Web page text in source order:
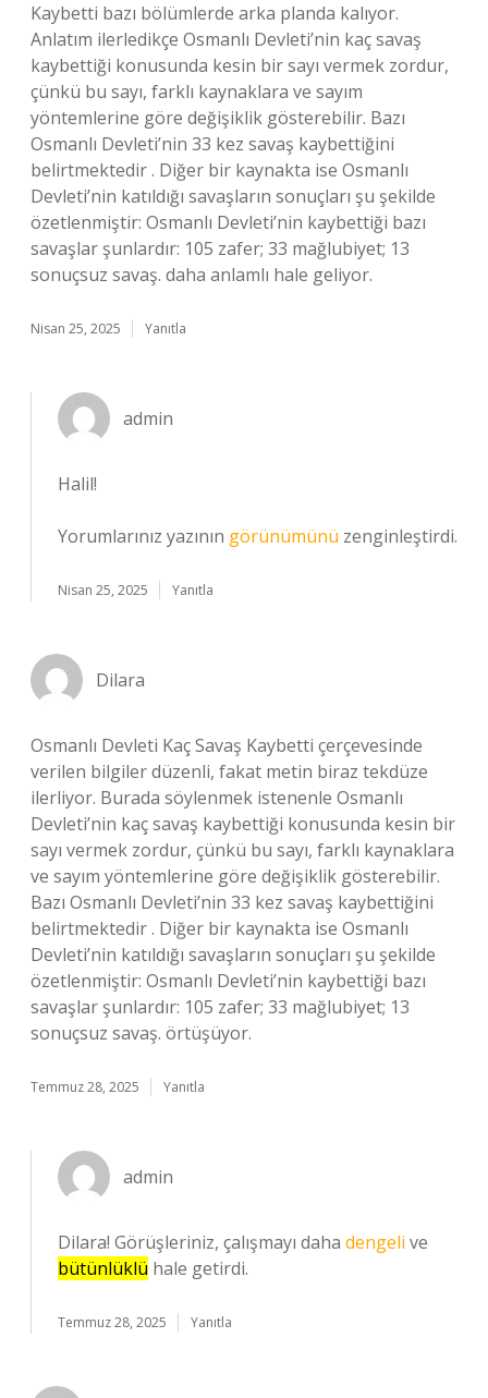
Kaybetti bazı bölümlerde arka planda kalıyor.
Anlatım ilerledikçe Osmanlı Devleti’nin kaç savaş
kaybettiği konusunda kesin bir sayı vermek zordur,
çünkü bu sayı, farklı kaynaklara ve sayım
yöntemlerine göre değişiklik gösterebilir. Bazı
Osmanlı Devleti’nin 33 kez savaş kaybettiğini
belirtmektedir . Diğer bir kaynakta ise Osmanlı
Devleti’nin katıldığı savaşların sonuçları şu şekilde
özetlenmiştir: Osmanlı Devleti’nin kaybettiği bazı
savaşlar şunlardır: 105 zafer; 33 mağlubiyet; 13
sonuçsuz savaş. daha anlamlı hale geliyor.
Nisan 25, 2025 Yanıtla
admin
Halil!
Yorumlarınız yazının görünümünü zenginleştirdi.
Nisan 25, 2025 Yanıtla
Dilara
Osmanlı Devleti Kaç Savaş Kaybetti çerçevesinde
verilen bilgiler düzenli, fakat metin biraz tekdüze
ilerliyor. Burada söylenmek istenenle Osmanlı
Devleti’nin kaç savaş kaybettiği konusunda kesin bir
sayı vermek zordur, çünkü bu sayı, farklı kaynaklara
ve sayım yöntemlerine göre değişiklik gösterebilir.
Bazı Osmanlı Devleti’nin 33 kez savaş kaybettiğini
belirtmektedir . Diğer bir kaynakta ise Osmanlı
Devleti’nin katıldığı savaşların sonuçları şu şekilde
özetlenmiştir: Osmanlı Devleti’nin kaybettiği bazı
savaşlar şunlardır: 105 zafer; 33 mağlubiyet; 13
sonuçsuz savaş. örtüşüyor.
Temmuz 28, 2025 Yanıtla
admin
Dilara! Görüşleriniz, çalışmayı daha dengeli ve
bütünlüklü hale getirdi.
Temmuz 28, 2025 Yanıtla